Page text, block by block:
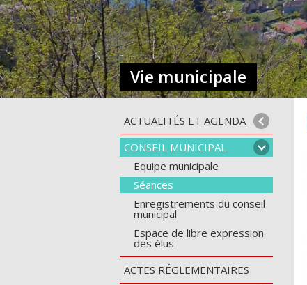
ACTUALITÉS ET AGENDA
CONSEIL MUNICIPAL
Equipe municipale
Séances
Enregistrements du conseil
municipal
Espace de libre expression
des élus
ACTES RÉGLEMENTAIRES
Vie municipale